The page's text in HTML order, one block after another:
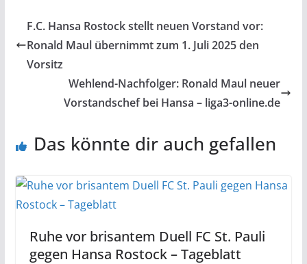
F.C. Hansa Rostock stellt neuen Vorstand vor:
Ronald Maul übernimmt zum 1. Juli 2025 den
Vorsitz
Wehlend-Nachfolger: Ronald Maul neuer
Vorstandschef bei Hansa – liga3-online.de
Das könnte dir auch gefallen
Ruhe vor brisantem Duell FC St. Pauli
gegen Hansa Rostock – Tageblatt